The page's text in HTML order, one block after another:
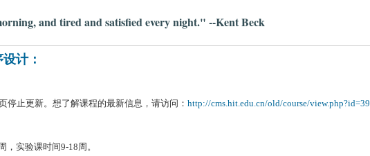
and tired and satisfied every night." --Kent Beck
计：
停止更新。想了解课程的最新信息，请访问： http://cms.hit.edu.cn/old/course/view.php?id=39
，实验课时间9-18周。